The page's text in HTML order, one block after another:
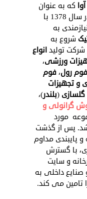
که به عنوان
شناخته می شود در سال 1378 با
به
شروع به
تولیدانواع
ورزشی،
فوم رول،فوم
و تجهیزات
(بلندر)،
گرانولی و
مورد
پس از گذشت
پایبندی مداوم
با گسترش
و سایت
صنایع داخلی به
تامین می کند.